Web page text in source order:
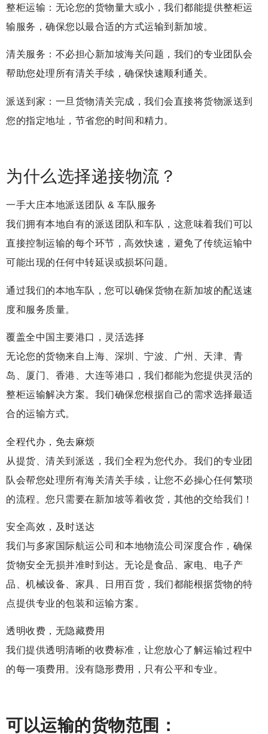
整柜运输：无论您的货物量大或小，我们都能提供整柜运
输服务，确保您以最合适的方式运输到新加坡。
清关服务：不必担心新加坡海关问题，我们的专业团队会
帮助您处理所有清关手续，确保快速顺利通关。
派送到家：一旦货物清关完成，我们会直接将货物派送到
您的指定地址，节省您的时间和精力。
为什么选择递接物流？
一手大庄本地派送团队 & 车队服务
我们拥有本地自有的派送团队和车队，这意味着我们可以
直接控制运输的每个环节，高效快速，避免了传统运输中
可能出现的任何中转延误或损坏问题。
通过我们的本地车队，您可以确保货物在新加坡的配送速
度和服务质量。
覆盖全中国主要港口，灵活选择
无论您的货物来自上海、深圳、宁波、广州、天津、青
岛、厦门、香港、大连等港口，我们都能为您提供灵活的
整柜运输解决方案。我们确保您根据自己的需求选择最适
合的运输方式。
全程代办，免去麻烦
从提货、清关到派送，我们全程为您代办。我们的专业团
队会帮您处理所有海关清关手续，让您不必操心任何繁琐
的流程。您只需要在新加坡等着收货，其他的交给我们！
安全高效，及时送达
我们与多家国际航运公司和本地物流公司深度合作，确保
货物安全无损并准时到达。无论是食品、家电、电子产
品、机械设备、家具、日用百货，我们都能根据货物的特
点提供专业的包装和运输方案。
透明收费，无隐藏费用
我们提供透明清晰的收费标准，让您放心了解运输过程中
的每一项费用。没有隐形费用，只有公平和专业。
可以运输的货物范围：